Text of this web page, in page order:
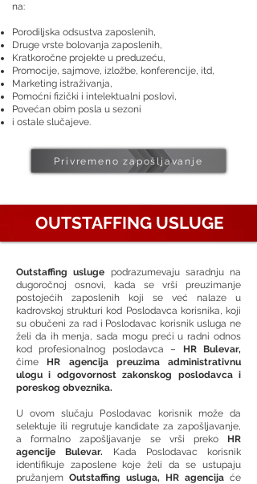
na:
Porodiljska odsustva zaposlenih,
Druge vrste bolovanja zaposlenih,
Kratkoročne projekte u preduzeću,
Promocije, sajmove, izložbe, konferencije, itd,
Marketing istraživanja,
Pomoćni fizički i intelektualni poslovi,
Povećan obim posla u sezoni
i ostale slučajeve.
Privremeno zapošljavanje
OUTSTAFFING USLUGE
Outstaffing usluge podrazumevaju saradnju na
dugoročnoj osnovi, kada se vrši preuzimanje
postojećih zaposlenih koji se već nalaze u
kadrovskoj strukturi kod Poslodavca korisnika, koji
su obučeni za rad i Poslodavac korisnik usluga ne
želi da ih menja, sada mogu preći u radni odnos
kod profesionalnog poslodavca – HR Bulevar,
čime HR agencija preuzima administrativnu
ulogu i odgovornost zakonskog poslodavca i
poreskog obveznika.
U ovom slučaju Poslodavac korisnik može da
selektuje ili regrutuje kandidate za zapošljavanje,
a formalno zapošljavanje se vrši preko HR
agencije Bulevar.
Kada Poslodavac korisnik
identifikuje zaposlene koje želi da se ustupaju
pružanjem Outstaffing usluga, HR agencija će